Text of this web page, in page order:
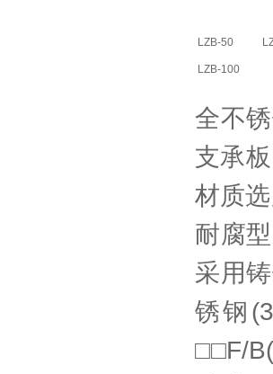
LZB-50
LZB-100
全不
支承
材质
耐腐
采用
锈钢
□□F/